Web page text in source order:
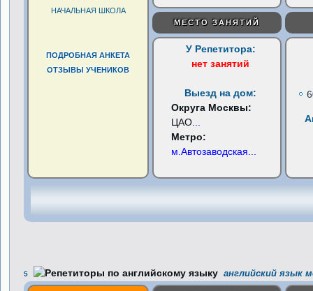
НАЧАЛЬНАЯ ШКОЛА
ПОДРОБНАЯ АНКЕТА
ОТЗЫВЫ УЧЕНИКОВ
МЕСТО ЗАНЯТИЙ
У Репетитора:
нет занятий
Выезд на дом:
Округа Москвы:
ЦАО
Метро:
м.Автозаводская
5 английский язык